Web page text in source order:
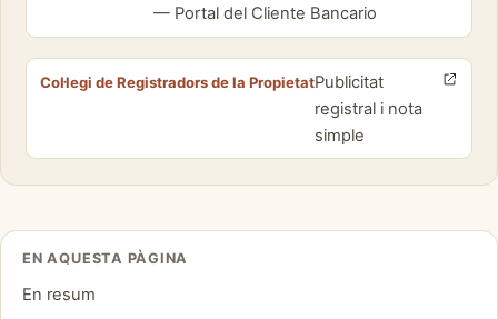
— Portal del Cliente Bancario
Col·legi de Registradors de la PropietatPublicitat
registral i nota
simple
EN AQUESTA PÀGINA
En resum